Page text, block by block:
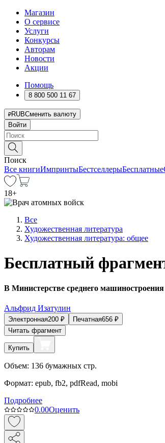
Магазин
О сервисе
Услуги
Конкурсы
Авторам
Новости
Акции
Помощь
8 800 500 11 67
RUBСменить валюту
Войти
Поиск
Все книгиИмпринтыБестселлерыБесплатные
18+
Все
Художественная литература
Художественная литература: общее
Бесплатный
В Министерстве среднего
Альфрид Изатулин
Электронная200 ₽ Печатная656 ₽
Читать фрагмент
Купить
Объем: 136 бумажных стр.
Формат: epub, fb2, pdfRead, mobi
Подробнее
0.00Оценить